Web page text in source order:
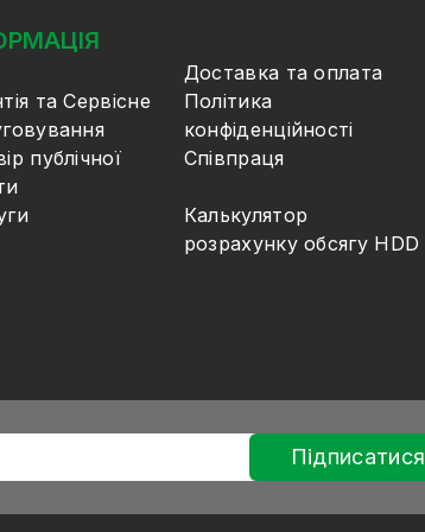
Доставка та оплата
та Сервісне
Політика
конфіденційності
публічної
Співпраця
Калькулятор
розрахунку обсягу HDD
Підписатися